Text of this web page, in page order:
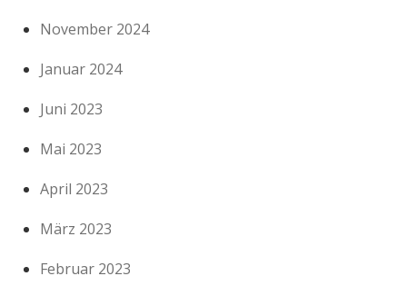
November 2024
Januar 2024
Juni 2023
Mai 2023
April 2023
März 2023
Februar 2023